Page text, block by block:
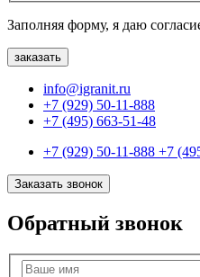
Заполняя форму, я даю
info@igranit.ru
+7 (929) 50-11-888
+7 (495) 663-51-48
+7 (929) 50-11-888 +7
Заказать звонок
Обратный звонок